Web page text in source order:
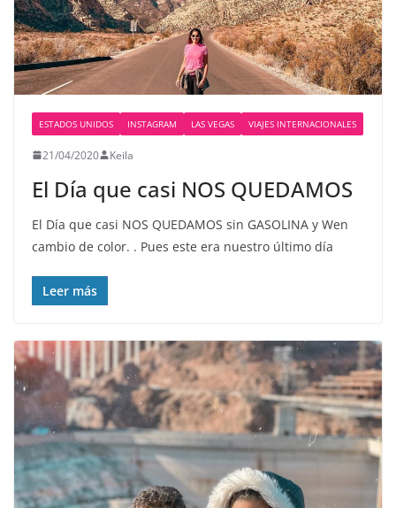
ESTADOS UNIDOS INSTAGRAM LAS VEGAS VIAJES INTERNACIONALES
21/04/2020 Keila
El Día que casi NOS QUEDAMOS
El Día que casi NOS QUEDAMOS sin GASOLINA y Wen
cambio de color. . Pues este era nuestro último día
Leer más